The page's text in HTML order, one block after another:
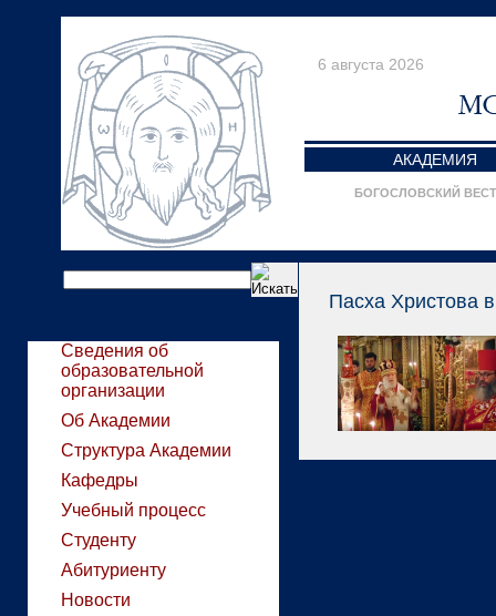
6 августа 2026
АКАДЕМИЯ
БОГОСЛОВСКИЙ
Сведения об
образовательной
организации
Об Академии
Структура Академии
Кафедры
Учебный процесс
Студенту
Абитуриенту
Новости
Пасха Христова